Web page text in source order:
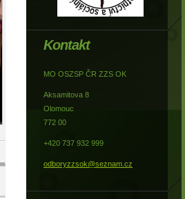
Kontakt
MO OSZSP ČR ZZS OK
Aksamitova 8
Olomouc
772 00
+420 737 932 999
odboryzzsok@seznam.cz